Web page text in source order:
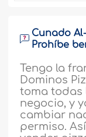
Cunado
Prohíbe
Tengo la
Dominos
toma todas
negocio, y
cambiar
permiso.